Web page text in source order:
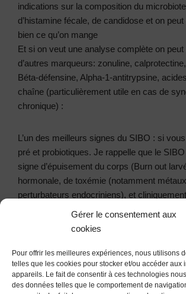
Gérer le consentement aux
cookies
Pour offrir les meilleures expériences, nous utilisons
telles que les cookies pour stocker et/ou accéder aux
appareils. Le fait de consentir à ces technologies
des données telles que le comportement de
indications sur la composition du
d’histamine fécale, de candidose et on
bien ce qu’on mange
Et si on veut une analyse complète on
d’autres marqueurs: zonuline,
Béta-défensine, Alpha-1-antitrypsine,
chaîne (particulièrement utile en cas de
chronique) :
L’un des meilleurs signes du SIBO : si
pré et probiotiques. Je rappelle que le
signe d’épuisement du corps (Burn out
hormonale, de toxémie (notamment
perturbateurs endocriniens), et
la présence anormale d’histamine ou de
dégrader (cf les travaux du Dr Lucie